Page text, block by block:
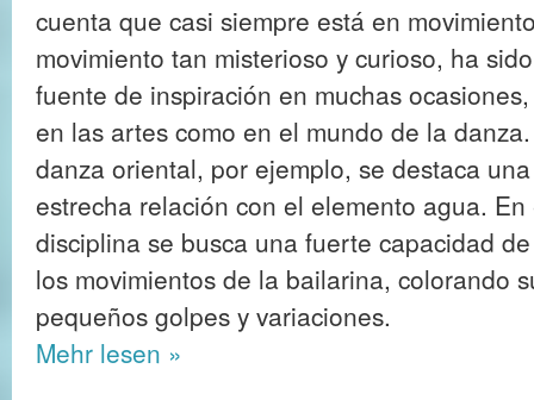
cuenta que casi siempre está en
movimiento tan misterioso y curioso, ha sido
fuente de inspiración en muchas
en las artes como en el mundo de la
danza oriental, por ejemplo, se destaca una
estrecha relación con el elemento agua. En
disciplina se busca una fuerte capacidad
los movimientos de la bailarina, colorando
pequeños golpes y variaciones.
Mehr lesen »